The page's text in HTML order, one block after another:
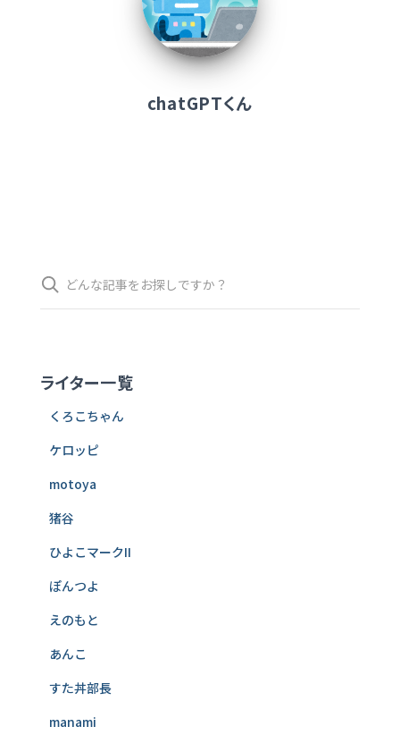
chatGPTくん
索
ライター一覧
くろこちゃん
ケロッピ
motoya
猪谷
ひよこマークII
ぽんつよ
えのもと
あんこ
すた丼部長
manami